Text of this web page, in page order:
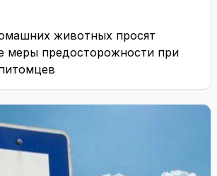
животных просят
меры предосторожности при